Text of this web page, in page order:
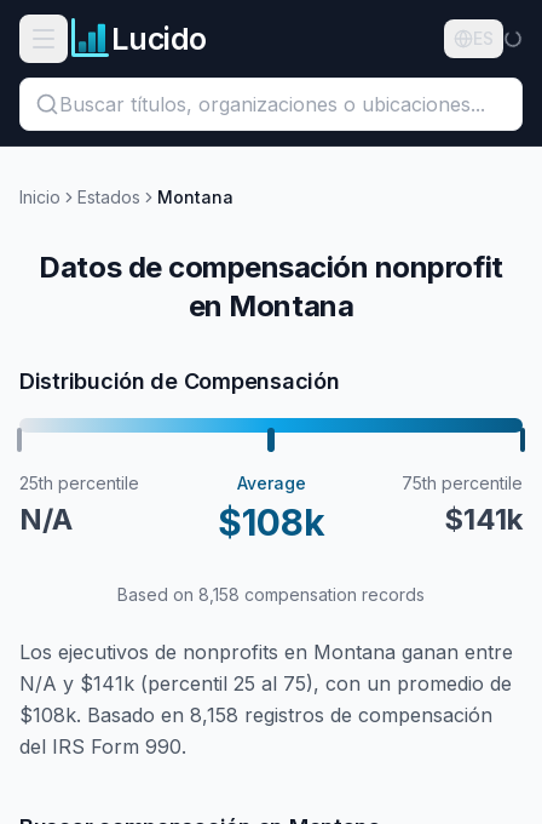
Ir al contenido principal
Abrir menú de navegación
Lucido ES
Buscar títulos, organizaciones o ubicaciones...
Sectores
Precios
Inicio Estados Montana
Datos de compensación nonprofit
en Montana
Distribución de Compensación
25th percentile
N/A
Average
$108k
75th percentile
$141k
Based on 8,158 compensation records
Los ejecutivos de nonprofits en Montana ganan entre
N/A y $141k (percentil 25 al 75), con un promedio de
$108k. Basado en 8,158 registros de compensación
del IRS Form 990.